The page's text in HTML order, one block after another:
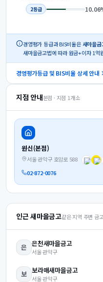
2등급 10.06
경영평가 등급과 BIS비율은 새마을
새마을금고법에 따라 원금+이자 1억
경영평가등급 및 BIS비율 상세 안내
지점 안내본점 · 지점 1개소
원신(본점)
서울 관악구 호암로 588
02-872-0076
인근 새마을금고같은 지역 주변 금
은 은천새마을금고
서울관악구
보 보라매새마을금고
서울관악구